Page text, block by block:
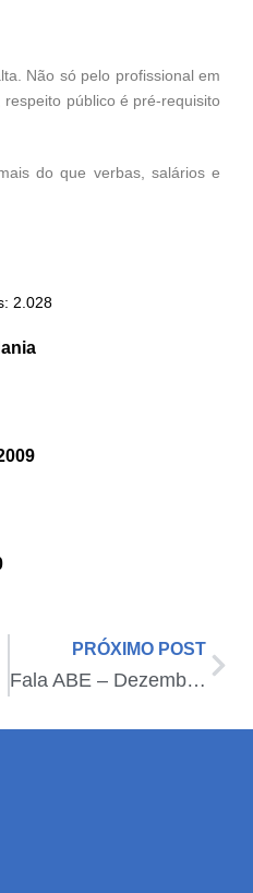
Não só pelo profissional em
público é pré-requisito
do que verbas, salários e
2.028
PRÓXIMO POST
Fala ABE – Dezembro de 2011